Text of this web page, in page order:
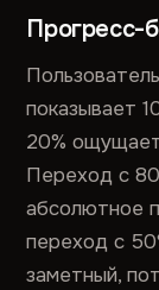
Прогресс-
показывает
20%
Переход с
абсолютное
переход с
заметный,